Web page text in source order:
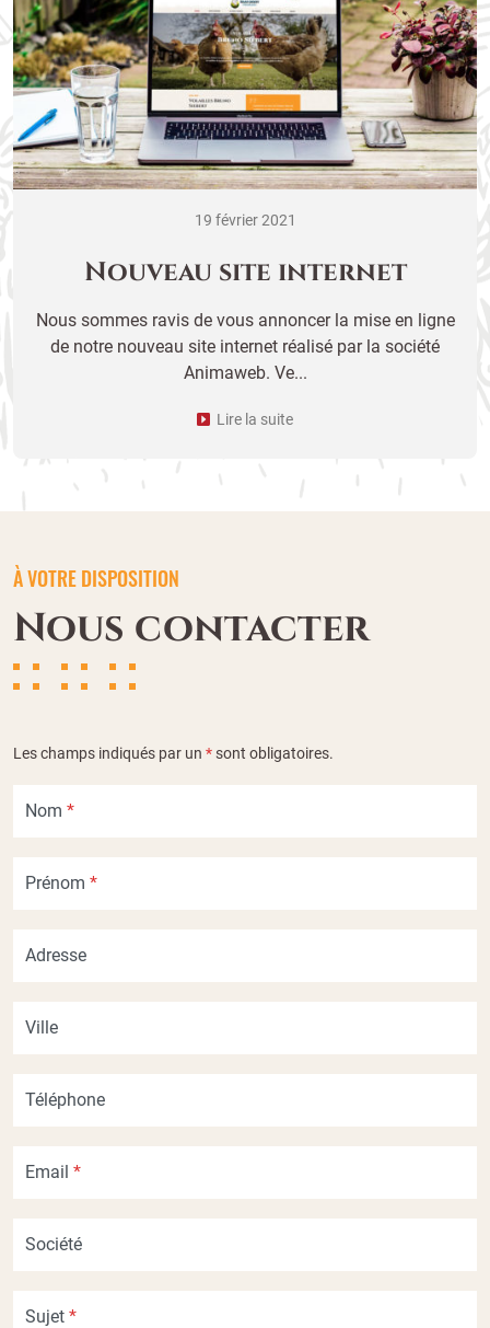
19 février 2021
Nouveau site internet
Nous sommes ravis de vous annoncer la mise en ligne
de notre nouveau site internet réalisé par la société
Animaweb. Ve...
Lire la suite
À VOTRE DISPOSITION
Nous contacter
Les champs indiqués par un * sont obligatoires.
Nom *
Prénom *
Adresse
Ville
Téléphone
Email *
Société
Sujet *